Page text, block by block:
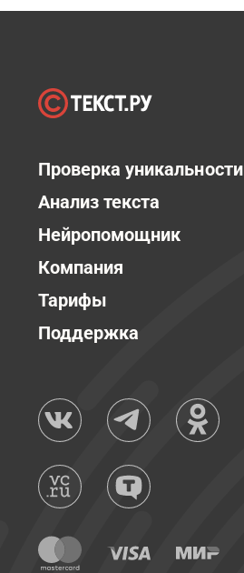
Проверка уникальности
Анализ текста
Нейропомощник
Компания
Тарифы
Поддержка